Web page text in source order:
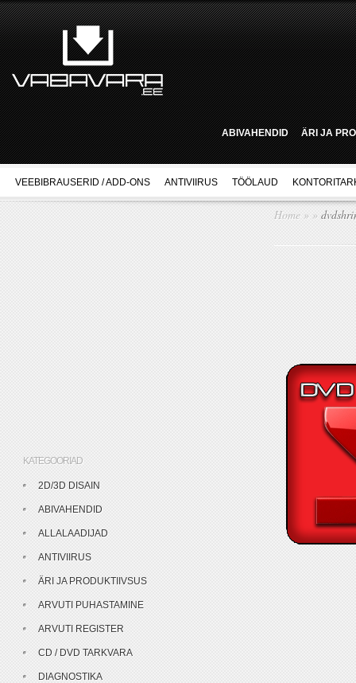
ABIVAHENDID ÄRI JA
VEEBIBRAUSERID / ADD-ONS ANTIVIIRUS TÖÖLAUD
Home » »
KATEGOORIAD
2D/3D DISAIN
ABIVAHENDID
ALLALAADIJAD
ANTIVIIRUS
ÄRI JA PRODUKTIIVSUS
ARVUTI PUHASTAMINE
ARVUTI REGISTER
CD / DVD TARKVARA
DIAGNOSTIKA